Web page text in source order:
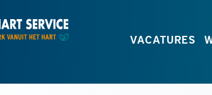
VACATURES